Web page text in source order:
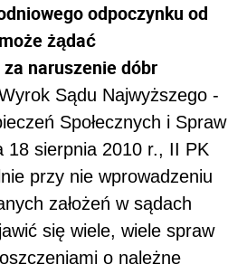
odpoczynku od
żądać
naruszenie dóbr
Sądu Najwyższego -
Społecznych i Spraw
18 sierpnia 2010 r., II PK
przy nie wprowadzeniu
założeń w sądach
się wiele, wiele spraw
o należne